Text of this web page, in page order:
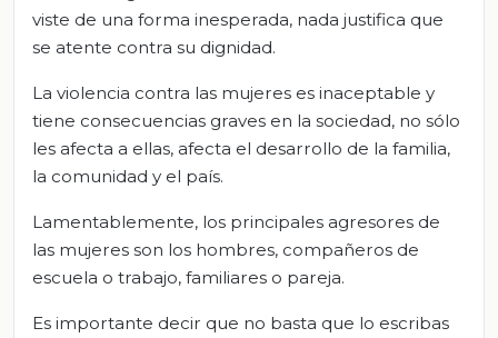
viste de una forma inesperada, nada justifica que
se atente contra su dignidad.
La violencia contra las mujeres es inaceptable y
tiene consecuencias graves en la sociedad, no sólo
les afecta a ellas, afecta el desarrollo de la familia,
la comunidad y el país.
Lamentablemente, los principales agresores de
las mujeres son los hombres, compañeros de
escuela o trabajo, familiares o pareja.
Es importante decir que no basta que lo escribas